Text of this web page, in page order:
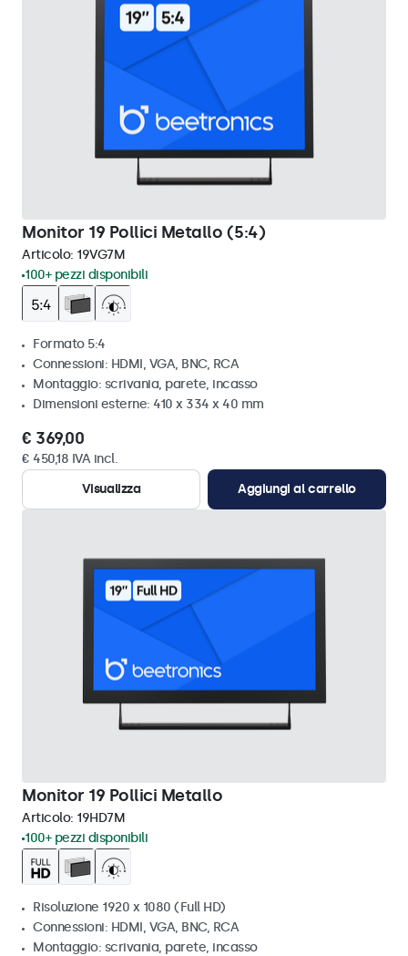
Monitor 19 Pollici Metallo (5:4)
Articolo: 19VG7M
100+ pezzi disponibili
Formato 5:4
Connessioni: HDMI, VGA, BNC, RCA
Montaggio: scrivania, parete, incasso
Dimensioni esterne: 410 x 334 x 40 mm
€ 369,00
€ 450,18 IVA incl.
Visualizza
Aggiungi al carrello
Monitor 19 Pollici Metallo
Articolo: 19HD7M
100+ pezzi disponibili
Risoluzione 1920 x 1080 (Full HD)
Connessioni: HDMI, VGA, BNC, RCA
Montaggio: scrivania, parete, incasso